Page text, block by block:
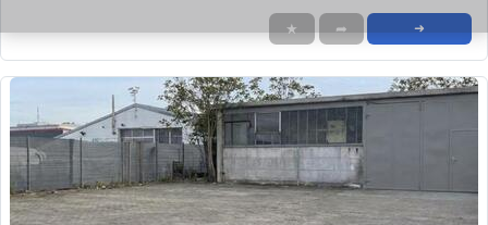
★ ➦ ➜